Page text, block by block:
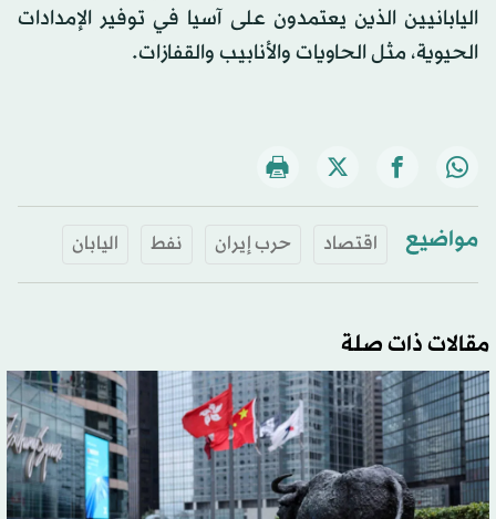
اليابانيين الذين يعتمدون على آسيا في توفير الإمدادات
الحيوية، مثل الحاويات والأنابيب والقفازات.
مواضيع اقتصاد حرب إيران نفط اليابان
مقالات ذات صلة